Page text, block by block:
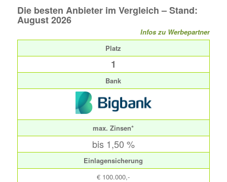
Die besten Anbieter im Vergleich – Stand:
August 2026
Infos zu Werbepartner
Platz
1
Bank
max. Zinsen*
bis 1,50 %
Einlagensicherung
€ 100.000,-